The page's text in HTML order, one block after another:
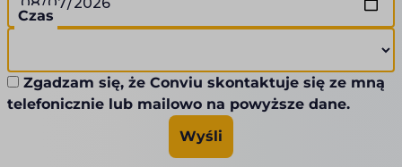
Czas
Zgadzam się, że Conviu skontaktuje się ze mną
telefonicznie lub mailowo na powyższe dane.
Wyśli